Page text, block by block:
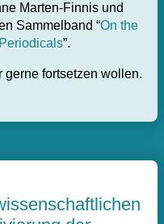
Marten-Finnis und
Sammelband “On the
”.
fortsetzen wollen.